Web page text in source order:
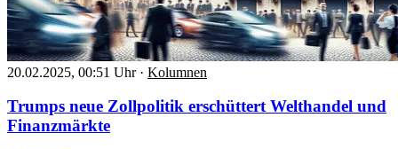
20.02.2025, 00:51 Uhr · Kolumnen
Trumps neue Zollpolitik erschüttert Welthandel und
Finanzmärkte